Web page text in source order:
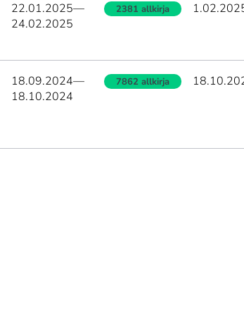
22.01.2025—
24.02.2025
2381 allkirja
18.09.2024—
18.10.2024
7862 allkirja